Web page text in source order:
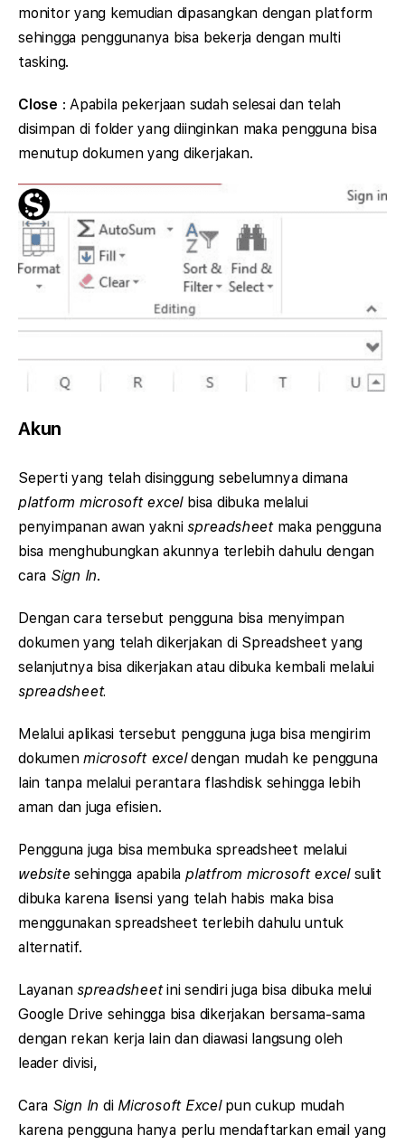
monitor yang kemudian dipasangkan dengan platform
sehingga penggunanya bisa bekerja dengan multi
tasking.
Close : Apabila pekerjaan sudah selesai dan telah
disimpan di folder yang diinginkan maka pengguna bisa
menutup dokumen yang dikerjakan.
Akun
Seperti yang telah disinggung sebelumnya dimana
platform microsoft excel bisa dibuka melalui
penyimpanan awan yaknispreadsheetmaka pengguna
bisa menghubungkan akunnya terlebih dahulu dengan
cara Sign In.
Dengan cara tersebut pengguna bisa menyimpan
dokumen yang telah dikerjakan di Spreadsheet yang
selanjutnya bisa dikerjakan atau dibuka kembali melalui
spreadsheet.
Melalui aplikasi tersebut pengguna juga bisa mengirim
dokumenmicrosoft exceldengan mudah ke pengguna
lain tanpa melalui perantara flashdisk sehingga lebih
aman dan juga efisien.
Pengguna juga bisa membuka spreadsheet melalui
websitesehingga apabilaplatfrom microsoft excelsulit
dibuka karena lisensi yang telah habis maka bisa
menggunakan spreadsheet terlebih dahulu untuk
alternatif.
Layananspreadsheetini sendiri juga bisa dibuka melui
Google Drive sehingga bisa dikerjakan bersama-sama
dengan rekan kerja lain dan diawasi langsung oleh
leader divisi,
Cara Sign In diMicrosoft Excel pun cukup mudah
karena pengguna hanya perlu mendaftarkan email yang